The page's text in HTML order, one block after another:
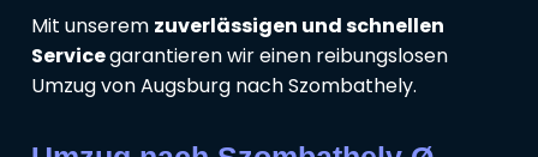
Mit unserem zuverlässigen und schnellen
Servicegarantieren wir einen reibungslosen
Umzug von Augsburg nach Szombathely.